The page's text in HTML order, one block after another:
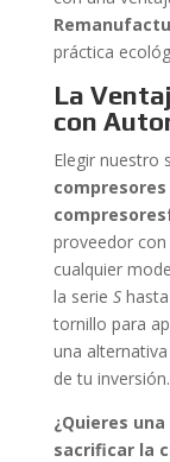
práctica
La
con
Elegir nuestro
compresores
proveedor
cualquier
la serie Shasta
tornillo para
una
de tu inversión.
¿Quieres
sacrificar la